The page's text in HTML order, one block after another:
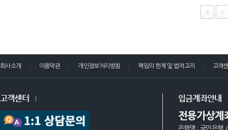
회사소개 이용약관 개인정보처리방침 책임의 한계 및 법적고지 고객
고객센터 입금계좌안내
전용가상계
은행명 : 국민은행